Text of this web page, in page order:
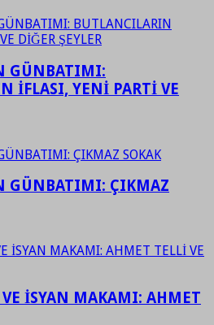
GÜNBATIMI:
İFLASI, YENİ PARTİ VE
GÜNBATIMI: ÇIKMAZ
İSYAN MAKAMI: AHMET